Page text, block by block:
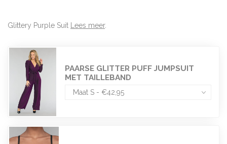
Glittery Purple Suit Lees meer.
PAARSE GLITTER PUFF JUMPSUIT
MET TAILLEBAND